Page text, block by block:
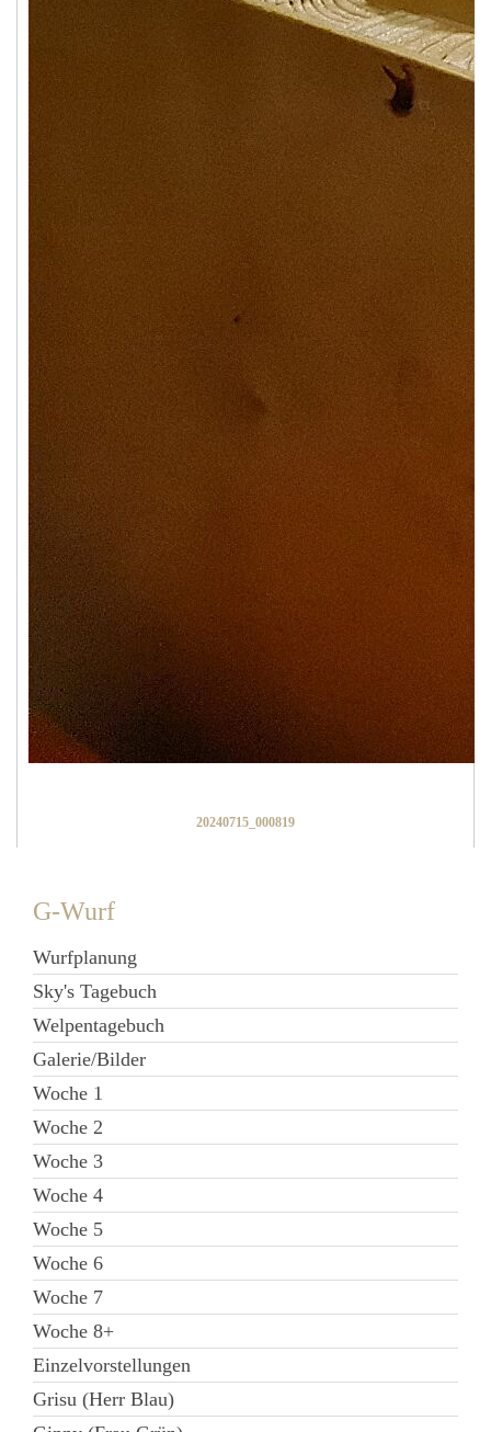
20240715_000819
G-Wurf
Wurfplanung
Sky's Tagebuch
Welpentagebuch
Galerie/Bilder
Woche 1
Woche 2
Woche 3
Woche 4
Woche 5
Woche 6
Woche 7
Woche 8+
Einzelvorstellungen
Grisu (Herr Blau)